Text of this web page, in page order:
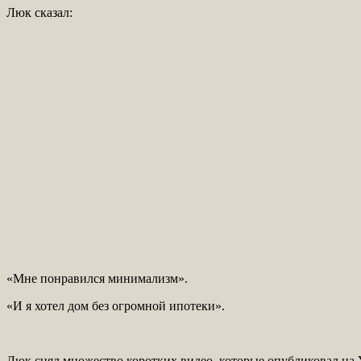
Люк сказал:
«Мне понравился минимализм».
«И я хотел дом без огромной ипотеки».